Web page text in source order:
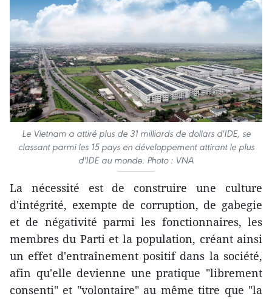
Le Vietnam a attiré plus de 31 milliards de dollars d'IDE, se
classant parmi les 15 pays en développement attirant le plus
d'IDE au monde. Photo : VNA
La nécessité est de construire une culture
d'intégrité, exempte de corruption, de gabegie
et de négativité parmi les fonctionnaires, les
membres du Parti et la population, créant ainsi
un effet d'entraînement positif dans la société,
afin qu'elle devienne une pratique "librement
consenti" et "volontaire" au même titre que "la